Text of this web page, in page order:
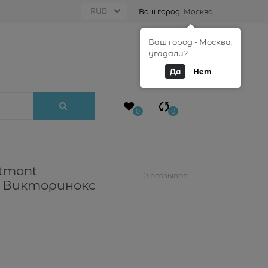
Ваш город: Москва
0
0 0
Викторинокс
0 отзывов
Ваш город - Москва,
угадали?
Да Нет